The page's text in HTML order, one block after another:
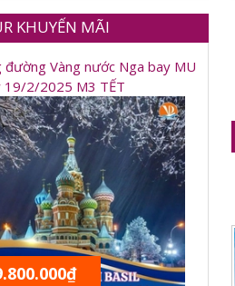
KHUYẾN MÃI
đường Vàng nước Nga bay MU
19/2/2025 M3 TẾT